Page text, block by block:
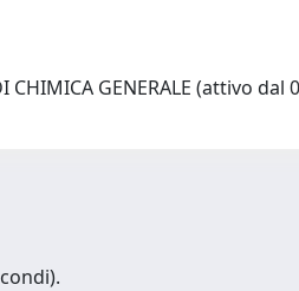
CHIMICA GENERALE (attivo